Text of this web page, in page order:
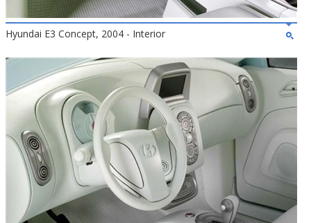
Hyundai E3 Concept, 2004 - Interior